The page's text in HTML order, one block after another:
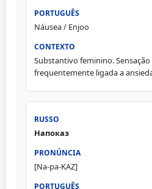
Náusea / Enjoo
Substantivo feminino.
frequentemente ligada a
Напоказ
[Na-pa-KAZ]